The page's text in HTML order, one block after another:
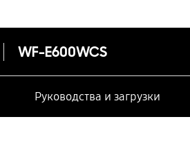
WF-E600WCS
Руководства и загрузки